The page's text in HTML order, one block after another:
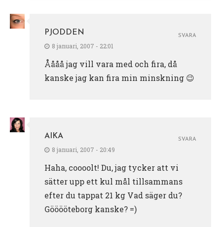
PJODDEN
8 januari, 2007 - 22:01
Åååå jag vill vara med och fira, då
kanske jag kan fira min minskning 😉
SVARA
AIKA
8 januari, 2007 - 20:49
Haha, coooolt! Du, jag tycker att vi
sätter upp ett kul mål tillsammans
efter du tappat 21 kg Vad säger du?
Gööööteborg kanske? =)
SVARA